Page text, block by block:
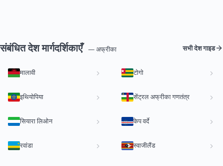
संबंधित देश मार्गदर्शिकाएँ — अफ्रीका सभी देश गाइड
मालावी टोगो
इथियोपिया सेंट्रल अफ्रीका गणतंत्र
सियारा लिओन केप वर्दे
रवांडा स्वाजीलैंड